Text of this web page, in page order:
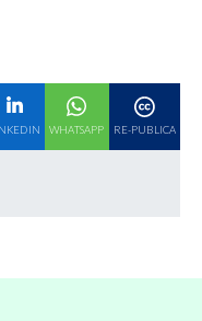
WHATSAPP RE-PUBLICA